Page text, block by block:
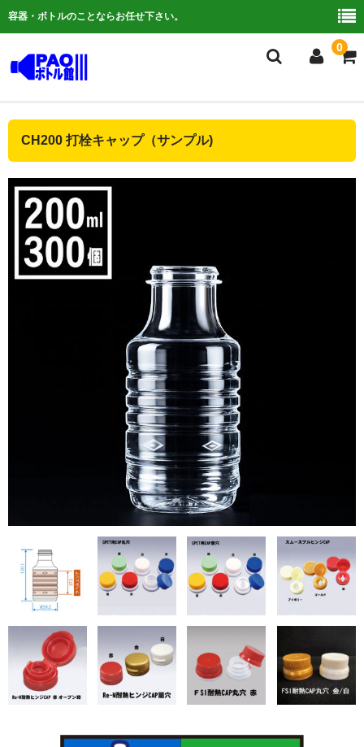
容器・ボトルのことならお任せ下さい。
0
ご利用ガイド
よくある質問
容器について
お問い合わせ
CH200 打栓キャップ（サンプル)